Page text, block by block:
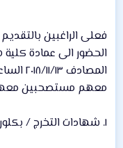
فعلى الراغبين
الحضور الى عمادة كلية
معهم مستصحبين
١. شهادات التخرج / بكلوريوس/ماجستير/دكتوراه